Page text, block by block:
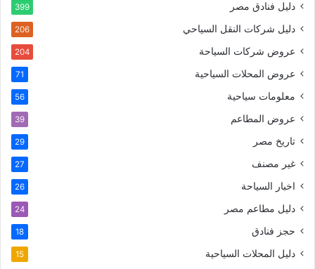
دليل فنادق مصر 399
دليل شركات النقل السياحي 206
عروض شركات السياحة 204
عروض المحلات السياحية 71
معلومات سياحية 56
عروض المطاعم 39
تاريخ مصر 29
غير مصنف 27
اخبار السياحة 26
دليل مطاعم مصر 24
حجز فنادق 18
دليل المحلات السياحية 15